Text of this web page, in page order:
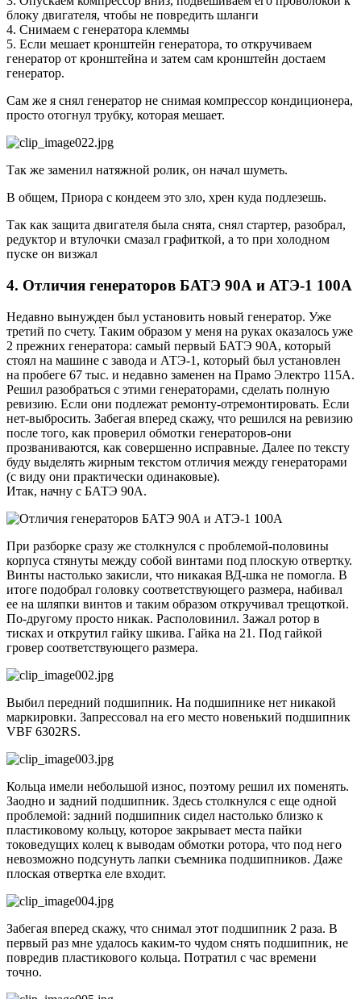
блоку двигателя, чтобы не повредить шланги
4. Снимаем с генератора клеммы
5. Если мешает кронштейн генератора, то откручиваем
генератор от кронштейна и затем сам кронштейн достаем
генератор.
Сам же я снял генератор не снимая компрессор кондиционера,
просто отогнул трубку, которая мешает.
Так же заменил натяжной ролик, он начал шуметь.
В общем, Приора с кондеем это зло, хрен куда подлезешь.
Так как защита двигателя была снята, снял стартер, разобрал,
редуктор и втулочки смазал графиткой, а то при холодном
пуске он визжал
4. Отличия генераторов БАТЭ 90А и АТЭ-1 100А
Недавно вынужден был установить новый генератор. Уже
третий по счету. Таким образом у меня на руках оказалось уже
2 прежних генератора: самый первый БАТЭ 90А, который
стоял на машине с завода и АТЭ-1, который был установлен
на пробеге 67 тыс. и недавно заменен на Прамо Электро 115А.
Решил разобраться с этими генераторами, сделать полную
ревизию. Если они подлежат ремонту-отремонтировать. Если
нет-выбросить. Забегая вперед скажу, что решился на ревизию
после того, как проверил обмотки генераторов-они
прозваниваются, как совершенно исправные. Далее по тексту
буду выделять жирным текстом отличия между генераторами
(с виду они практически одинаковые).
Итак, начну с БАТЭ 90А.
При разборке сразу же столкнулся с проблемой-половины
корпуса стянуты между собой винтами под плоскую отвертку.
Винты настолько закисли, что никакая ВД-шка не помогла. В
итоге подобрал головку соответствующего размера, набивал
ее на шляпки винтов и таким образом откручивал трещоткой.
По-другому просто никак. Располовинил. Зажал ротор в
тисках и открутил гайку шкива. Гайка на 21. Под гайкой
гровер соответствующего размера.
Выбил передний подшипник. На подшипнике нет никакой
маркировки. Запрессовал на его место новенький подшипник
VBF 6302RS.
Кольца имели небольшой износ, поэтому решил их поменять.
Заодно и задний подшипник. Здесь столкнулся с еще одной
проблемой: задний подшипник сидел настолько близко к
пластиковому кольцу, которое закрывает места пайки
токоведущих колец к выводам обмотки ротора, что под него
невозможно подсунуть лапки съемника подшипников. Даже
плоская отвертка еле входит.
Забегая вперед скажу, что снимал этот подшипник 2 раза. В
первый раз мне удалось каким-то чудом снять подшипник, не
повредив пластикового кольца. Потратил с час времени
точно.